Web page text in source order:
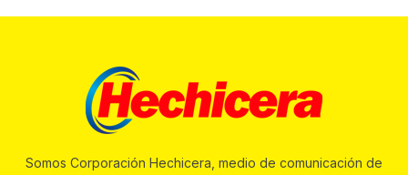
Somos Corporación Hechicera, medio de comunicación de